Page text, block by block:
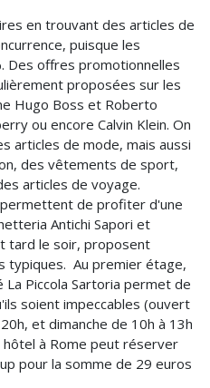
en trouvant des articles de
puisque les
Des offres promotionnelles
proposées sur les
Hugo Boss et Roberto
ou encore Calvin Klein. On
articles de mode, mais aussi
des vêtements de sport,
articles de voyage.
de profiter d'une
Antichi Sapori et
tard le soir, proposent
typiques. Au premier étage,
Piccola Sartoria permet de
soient impeccables (ouvert
et dimanche de 10h à 13h
à Rome peut réserver
pour la somme de 29 euros